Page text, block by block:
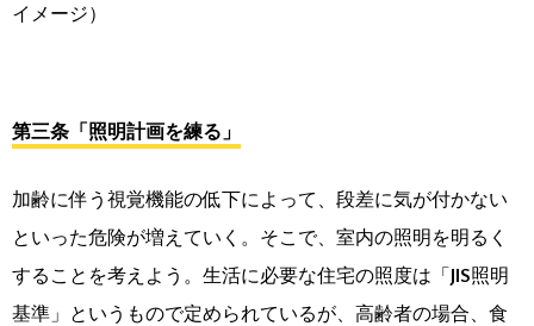
イメージ）
第三条「照明計画を練る」
加齢に伴う視覚機能の低下によって、段差に気が付かない
といった危険が増えていく。そこで、室内の照明を明るく
することを考えよう。生活に必要な住宅の照度は「JIS照明
基準」というもので定められているが、高齢者の場合、食